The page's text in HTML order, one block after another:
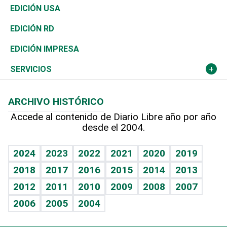
Reportajes
África
Ocenanía
Caribe
Resto del mundo
Vivienda
Telecom.
Global y variable
Economía personal
Buena Vida
Sociales
Novedades
Podcast Arte Libre
Hablando con el pediatra
Vida y familia
Eñe
Celebrando la vida
Sin complejos
Ciclismo
Tenis
Olimpismo
Más deportes
Línea de hit
TBT Deportivo
En Directo
El Espía
Noticiero Poteleche
Columnistas
Más firmas
Tecnología
Historia
Martes de tecnología
Cambio climático
Economía
Revista
Deportes
Opinión
Hecho en casa
Guía del dinero
EDICIÓN USA
EDICIÓN RD
EDICIÓN IMPRESA
SERVICIOS
Cumpleaños
Horóscopos
Crucigramas
ARCHIVO HISTÓRICO
Accede al contenido de Diario Libre año por año
desde el 2004.
2024 2023 2022 2021 2020
2019
2018
2017 2016 2015 2014
2013
2012
2011 2010 2009 2008
2007
2006
2005 2004